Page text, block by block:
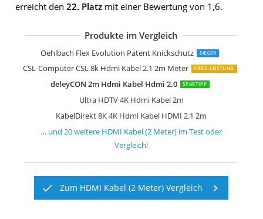
erreicht den 22. Platzmit einer Bewertung von 1,6.
Produkte im Vergleich
Oehlbach Flex Evolution Patent Knickschutz SIEGER
CSL-Computer CSL 8k Hdmi Kabel 2.1 2m Meter PREIS-LEISTUNG
deleyCON 2m Hdmi Kabel Hdmi 2.0 SPARTIPP
Ultra HDTV 4K Hdmi Kabel 2m
KabelDirekt 8K 4K Hdmi Kabel HDMI 2.1 2m
StarTech.com 2m Hdmi 2.1 Kabel 8K
KabelDirekt 4K Hdmi Kabel Pro Series
2m 8K Hdmi Kabel 2.1
Ultra HDTV Premium 8K Hdmi 2.1
UGREEN Hdmi 2.1 Kabel
CSL-Computer CSL 8k Hdmi Kabel
8K Hdmi Kabel Ultra Hdtv
Zertifiziertes 10K 8K Hdmi 2.1 Kabel
KabelDirekt 4K Hdmi Kabel 2m
UGREEN 8k Hdmi Kabel 2.1
Hama Hdmi Kabel 2 m lang Ultra HD
KabelDirekt 10K & 8K Hdmi Kabel
CSL-Computer CSL 8k 4k Hdmi Kabel
Highwings HDMI Kabel 2meter 8K
8K Hdmi Kabel 2.1
… und20weitere HDMI Kabel (2 Meter) im Test oder
Vergleich!
Zum HDMI Kabel (2 Meter) Vergleich